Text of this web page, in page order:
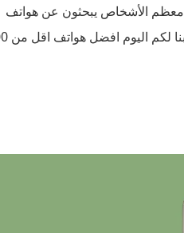
معظم الأشخاص يبحثون عن هواتف
ذكية بأسعار مناسبة لهم و